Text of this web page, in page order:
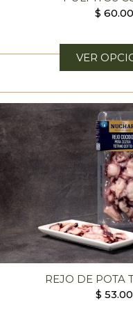
$
VER
REJO DE POTA
$